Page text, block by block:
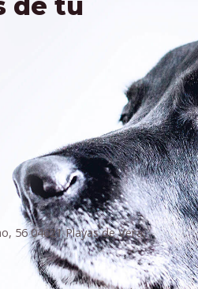
56 04621 Playas de Vera,